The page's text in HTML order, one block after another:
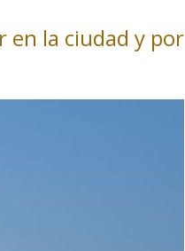
en la ciudad y por